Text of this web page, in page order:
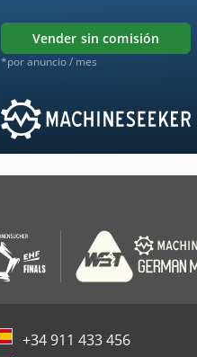
vender sin comisión
*por anuncio / mes
+34 911 433 456